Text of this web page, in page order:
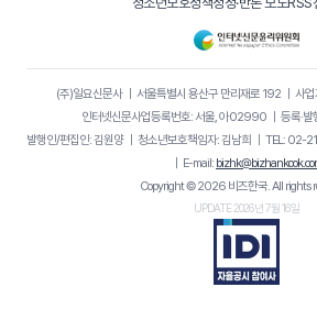
(주)일요신문사｜ 서울특별시 용산구 만리재로 192｜ 사
인터넷신문사업등록번호: 서울, 아02990
등록·
발행인/편집인: 김원양｜ 청소년보호책임자: 김남희 TEL: 02-
E-mail:
Copyright © 2026 비즈한국. All rights
UPDATE 2026년 7월 16일